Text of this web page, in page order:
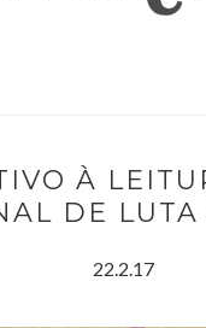
À
DE
22.2.17